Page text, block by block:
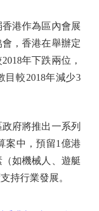
港作為區內會展
，香港在舉辦定
年下跌兩位，
目較2018年減少3
府將推出一系列
案中，預留1億港
如機械人、遊艇
持行業發展。